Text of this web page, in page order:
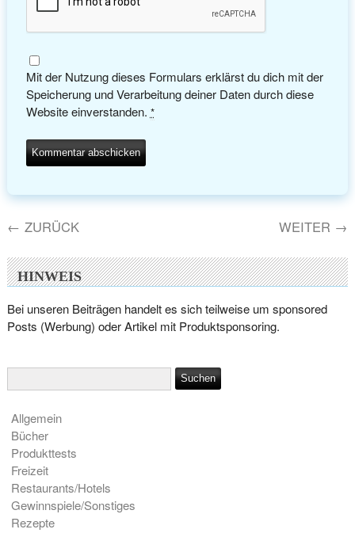
Mit der Nutzung dieses Formulars erklärst du dich mit der
Speicherung und Verarbeitung deiner Daten durch diese
Website einverstanden. *
← ZURÜCK WEITER →
HINWEIS
Bei unseren Beiträgen handelt es sich teilweise um sponsored
Posts (Werbung) oder Artikel mit Produktsponsoring.
Allgemein
Bücher
Produkttests
Freizeit
Restaurants/Hotels
Gewinnspiele/Sonstiges
Rezepte